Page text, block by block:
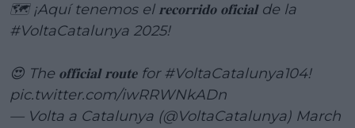
🗺️ ¡Aquí tenemos el 𝐫𝐞𝐜𝐨𝐫𝐫𝐢𝐝𝐨 𝐨𝐟𝐢𝐜𝐢𝐚𝐥 de la
#VoltaCatalunya 2025!
😍 The 𝐨𝐟𝐟𝐢𝐜𝐢𝐚𝐥 𝐫𝐨𝐮𝐭𝐞 for #VoltaCatalunya104!
pic.twitter.com/iwRRWNkADn
— Volta a Catalunya (@VoltaCatalunya) March